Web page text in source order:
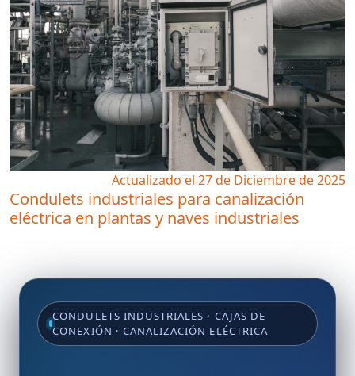
Actualizado el 27 de Diciembre de 2025
Condulets industriales para canalización
eléctrica en plantas y naves industriales
CONDULETS INDUSTRIALES · CAJAS DE
CONEXIÓN · CANALIZACIÓN ELÉCTRICA